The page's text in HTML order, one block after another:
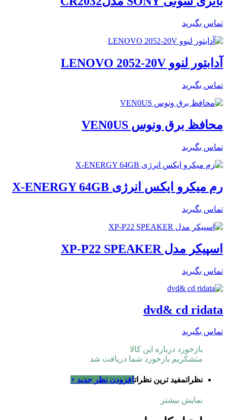
تماس بگیرید
آدابتور لنوو LENOVO 2052-20V
تماس بگیرید
محافظ برق ونوس VEN0US
تماس بگیرید
رم میکرو ایکس انرژی X-ENERGY 64GB
تماس بگیرید
اسپیکر مدل XP-P22 SPEAKER
تماس بگیرید
dvd& cd ridata
تماس بگیرید
بازخورد درباره این کالا
متشکریم بازخورد شما دریافت شد
نظراتمفید ترین نظراتافزودن نظر جدید +
نمایش بیشتر